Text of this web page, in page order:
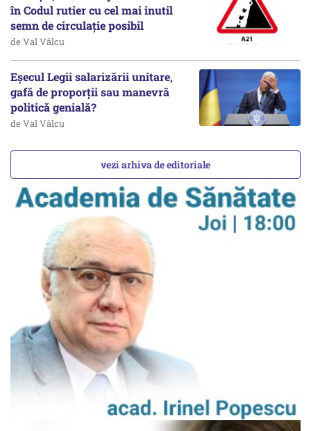
în Codul rutier cu cel mai inutil
semn de circulație posibil
de Val Vâlcu
Eșecul Legii salarizării unitare,
gafă de proporții sau manevră
politică genială?
de Val Vâlcu
vezi arhiva de editoriale